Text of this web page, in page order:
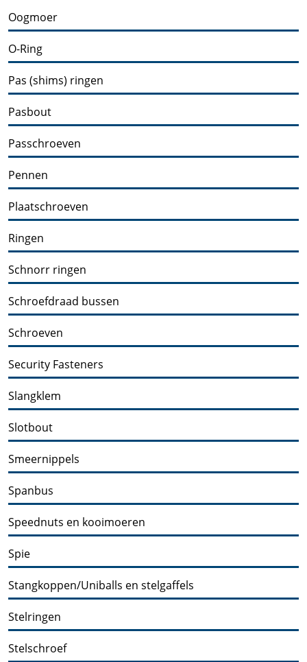
Oogmoer
O-Ring
Pas (shims) ringen
Pasbout
Passchroeven
Pennen
Plaatschroeven
Ringen
Schnorr ringen
Schroefdraad bussen
Schroeven
Security Fasteners
Slangklem
Slotbout
Smeernippels
Spanbus
Speednuts en kooimoeren
Spie
Stangkoppen/Uniballs en stelgaffels
Stelringen
Stelschroef